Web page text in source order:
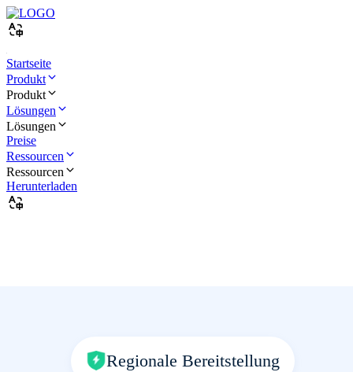
Startseite
Produkt
Produkt
Lösungen
Lösungen
Preise
Ressourcen
Ressourcen
Herunterladen
Regionale Bereitstellung